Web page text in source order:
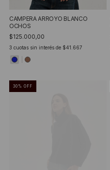
CAMPERA ARROYO BLANCO
OCHOS
$125.000,00
3 cuotas sin interés de $41.667
30 % OFF